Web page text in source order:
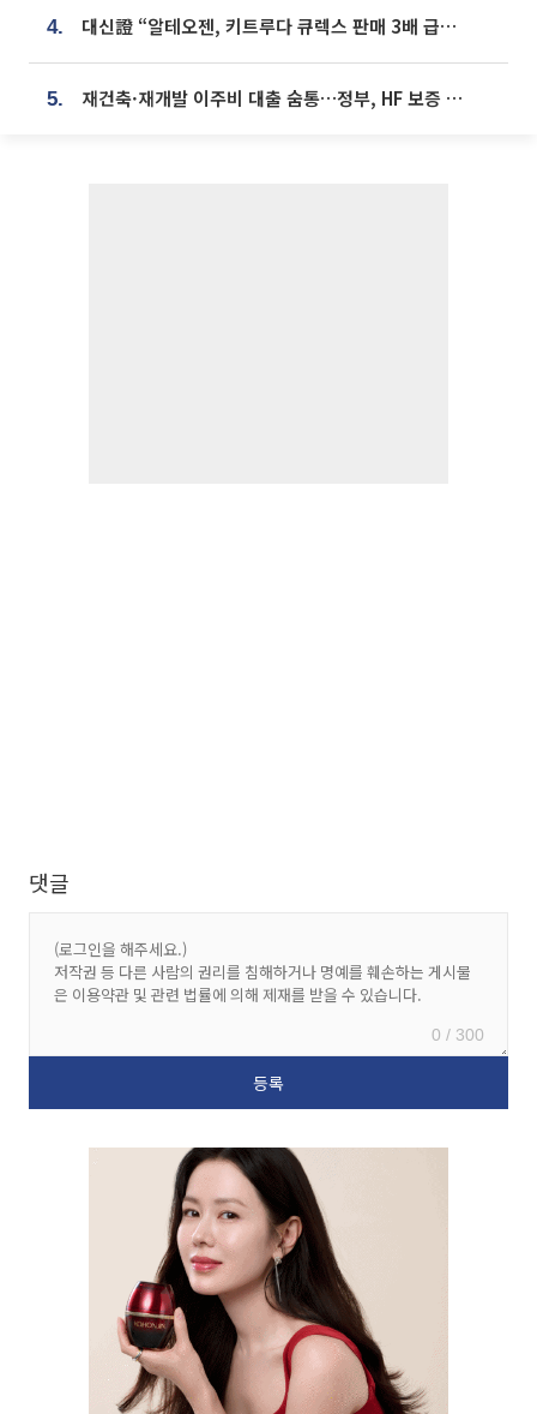
4. 대신證 “알테오젠, 키트루다 큐렉스 판매 3배 급증…목표가 41만원 상향”
5. 재건축·재개발 이주비 대출 숨통…정부, HF 보증 신설 추진
댓글
0 / 300